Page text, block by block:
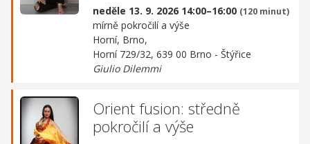
neděle 13. 9. 2026 14:00–16:00 (120 minut)
mírně pokročilí a výše
Horní, Brno,
Horní 729/32, 639 00 Brno - Štýřice
Giulio Dilemmi
Orient fusion: středně
pokročilí a výše